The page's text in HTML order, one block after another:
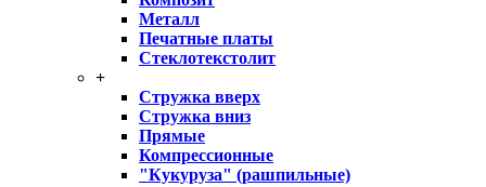
Металл
Печатные платы
Стеклотекстолит
+
Стружка вверх
Стружка вниз
Прямые
Компрессионные
"Кукуруза" (рашпильные)